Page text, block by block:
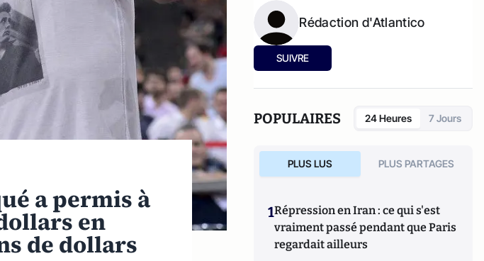
a permis à
en
de dollars
Rédaction d'Atlantico
SUIVRE
POPULAIRES 24 Heures 7 Jours
PLUS LUS PLUS PARTAGES
1Répression en Iran : ce qui s'est
vraiment passé pendant que Paris
regardait ailleurs